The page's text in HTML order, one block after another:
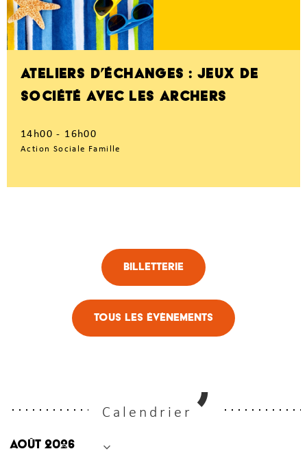
ATELIERS D’ÉCHANGES : JEUX DE
SOCIÉTÉ AVEC LES ARCHERS
14h00 - 16h00
Action Sociale Famille
Billetterie
Tous les évènements
Calendrier